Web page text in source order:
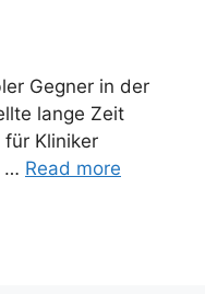
Gegner in der
lange Zeit
für Kliniker
… Read more